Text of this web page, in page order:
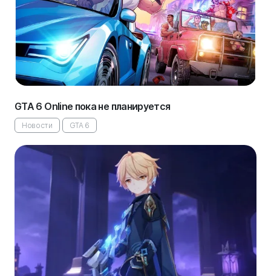
GTA 6 Online пока не планируется
Новости GTA 6